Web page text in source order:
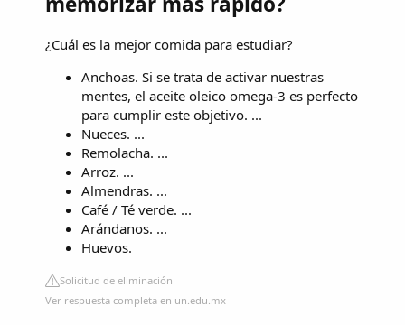
¿Cuál es la mejor comida para estudiar?
Anchoas. Si se trata de activar nuestras
mentes, el aceite oleico omega-3 es perfecto
para cumplir este objetivo. ...
Nueces. ...
Remolacha. ...
Arroz. ...
Almendras. ...
Café / Té verde. ...
Arándanos. ...
Huevos.
Solicitud de eliminación
Ver respuesta completa en un.edu.mx